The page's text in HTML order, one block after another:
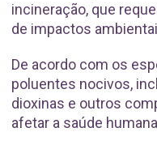
incineração, que
de impactos
De acordo com os
poluentes nocivos,
dioxinas e outros
afetar a saúde